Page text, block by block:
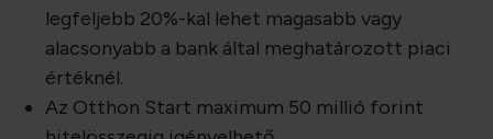
Ön által használt más szolgáltatásokból gyűjtöttek.
legfeljebb 20%-kal lehet magasabb vagy
alacsonyabb a bank által meghatározott piaci
értéknél.
Az Otthon Start maximum 50 millió forint